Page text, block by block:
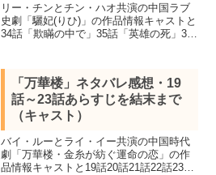
リー・チンとチン・ハオ共演の中国ラブ
史劇「驪妃(りひ)」の作品情報キャストと
34話「欺瞞の中で」35話「英雄の死」36
末まで紹介。配信開始4日で視聴回数2億
超えを突破した作品。
「万華楼」ネタバレ感想・19
話～23話あらすじを結末まで
（キャスト）
バイ・ルーとライ・イー共演の中国時代
劇「万華楼・金糸が紡ぐ運命の恋」の作
品情報キャストと19話20話21話22話23話